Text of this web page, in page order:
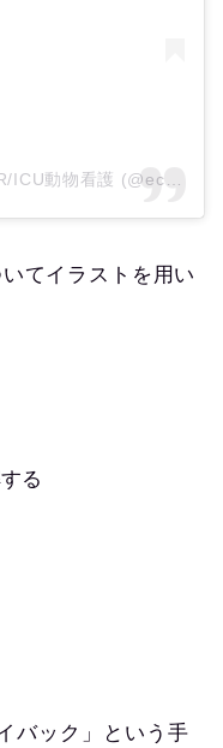
動物看護 (@eccvet_mike)
てイラストを用い
る
バック」という手